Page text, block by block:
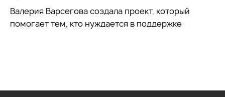
Валерия Варсегова создала проект, который
помогает тем, кто нуждается в поддержке